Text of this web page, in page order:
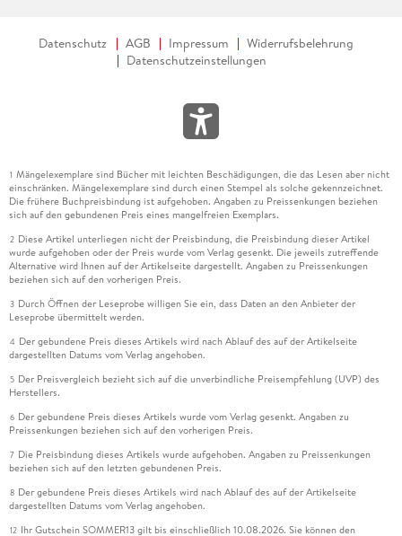
Datenschutz AGB Impressum
Widerrufsbelehrung
Datenschutzeinstellungen
1 Mängelexemplare sind Bücher mit leichten Beschädigungen, die das Lesen aber nicht
einschränken. Mängelexemplare sind durch einen Stempel als solche gekennzeichnet.
Die frühere Buchpreisbindung ist aufgehoben. Angaben zu Preissenkungen beziehen
sich auf den gebundenen Preis eines mangelfreien Exemplars.
2 Diese Artikel unterliegen nicht der Preisbindung, die Preisbindung dieser Artikel
wurde aufgehoben oder der Preis wurde vom Verlag gesenkt. Die jeweils zutreffende
Alternative wird Ihnen auf der Artikelseite dargestellt. Angaben zu Preissenkungen
beziehen sich auf den vorherigen Preis.
3 Durch Öffnen der Leseprobe willigen Sie ein, dass Daten an den Anbieter der
Leseprobe übermittelt werden.
4 Der gebundene Preis dieses Artikels wird nach Ablauf des auf der Artikelseite
dargestellten Datums vom Verlag angehoben.
5 Der Preisvergleich bezieht sich auf die unverbindliche Preisempfehlung (UVP) des
Herstellers.
6 Der gebundene Preis dieses Artikels wurde vom Verlag gesenkt. Angaben zu
Preissenkungen beziehen sich auf den vorherigen Preis.
7 Die Preisbindung dieses Artikels wurde aufgehoben. Angaben zu Preissenkungen
beziehen sich auf den letzten gebundenen Preis.
8 Der gebundene Preis dieses Artikels wird nach Ablauf des auf der Artikelseite
dargestellten Datums vom Verlag angehoben.
12 Ihr Gutschein SOMMER13 gilt bis einschließlich 10.08.2026. Sie können den